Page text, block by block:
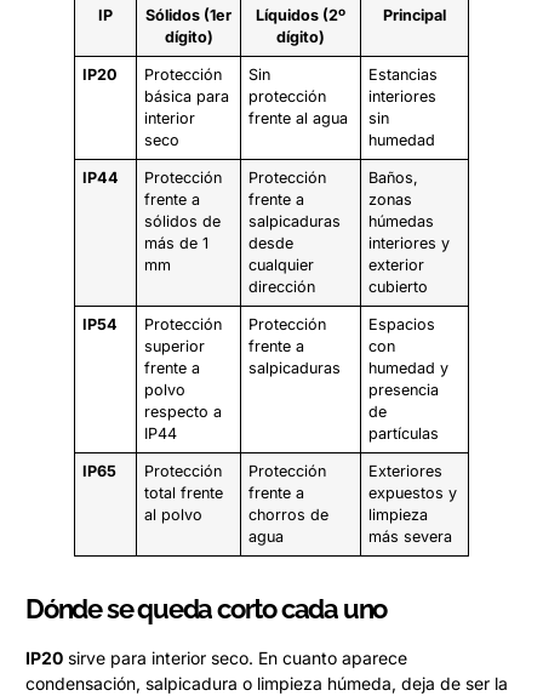
IP
Sólidos (1er
dígito)
Líquidos (2º
dígito)
Principal
IP20
Protección
básica para
interior
seco
Sin
protección
frente al agua
Estancias
interiores
sin
humedad
IP44
Protección
frente a
sólidos de
más de 1
mm
Protección
frente a
salpicaduras
desde
cualquier
dirección
Baños,
zonas
húmedas
interiores y
exterior
cubierto
IP54
Protección
superior
frente a
polvo
respecto a
IP44
Protección
frente a
salpicaduras
Espacios
con
humedad y
presencia
de
partículas
IP65
Protección
total frente
al polvo
Protección
frente a
chorros de
agua
Exteriores
expuestos y
limpieza
más severa
Dónde se queda corto cada uno
IP20 sirve para interior seco. En cuanto aparece
condensación, salpicadura o limpieza húmeda, deja de ser la